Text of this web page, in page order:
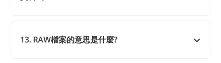
13. RAW檔案的意思是什麼?